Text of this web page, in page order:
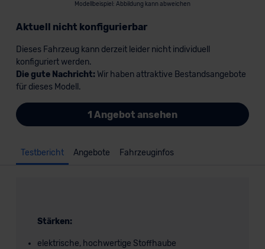
Modellbeispiel: Abbildung kann abweichen
Aktuell nicht konfigurierbar
Dieses Fahrzeug kann derzeit leider nicht individuell
konfiguriert werden.
Die gute Nachricht: Wir haben attraktive Bestandsangebote
für dieses Modell.
1 Angebot ansehen
Testbericht Angebote Fahrzeuginfos
Stärken:
elektrische, hochwertige Stoffhaube